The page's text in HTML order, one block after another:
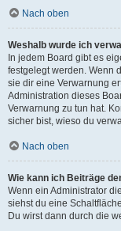
Nach oben
Weshalb wurde ich
In jedem Board gibt es
festgelegt werden. Wenn
sie dir eine Verwarnung
Administration dieses
Verwarnung zu tun hat.
sicher bist, wieso du
Nach oben
Wie kann ich Beiträge
Wenn ein Administrator
siehst du eine
Du wirst dann durch die